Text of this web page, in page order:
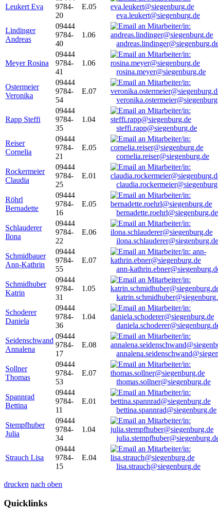
Leukert Eva
9784-
20
E.05
eva.leukert@siegenburg.de
Lindinger
Andreas
09444
9784-
40
1.06
Meyer Rosina
09444
9784-
41
1.06
rosina.meyer@siegenburg.de
Ostermeier
Veronika
09444
9784-
54
E.07
Rapp Steffi
09444
9784-
35
1.04
steffi.rapp@siegenburg.de
Reiser
Cornelia
09444
9784-
21
E.05
cornelia.reiser@siegenburg.de
Rockermeier
Claudia
09444
9784-
25
E.01
Röhrl
Bernadette
09444
9784-
16
E.05
bernadette.roehrl@siegenburg.de
Schlauderer
Ilona
09444
9784-
22
E.06
ilona.schlauderer@siegenburg.de
Schmidbauer
Ann-Kathrin
09444
9784-
55
E.07
ann-
Schmidhuber
Katrin
09444
9784-
31
1.05
Schoderer
Daniela
09444
9784-
36
1.04
Seidenschwand
Annalena
09444
9784-
17
E.08
Sollner
Thomas
09444
9784-
53
E.07
thomas.sollner@siegenburg.de
Spannrad
Bettina
09444
9784-
11
E.01
bettina.spannrad@siegenburg.de
Stempfhuber
Julia
09444
9784-
34
1.04
Strauch Lisa
09444
9784-
15
E.04
lisa.strauch@siegenburg.de
drucken nach oben
Quicklinks